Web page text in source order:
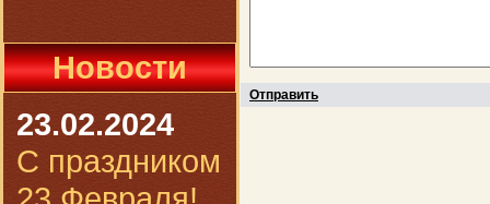
Новости
23.02.2024
С праздником
Отправить